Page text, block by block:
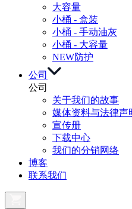
大容量
小桶 - 盒装
小桶 - 手动油灰
小桶 - 大容量
NEW防护
公司
公司
关于我们的故事
媒体资料与法律声
宣传册
下载中心
我们的分销网络
博客
联系我们